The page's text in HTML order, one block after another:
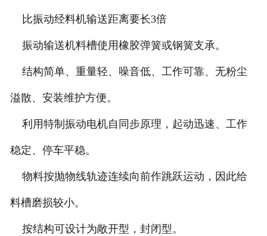
比振动经料机输送距离要长3倍
振动输送机料槽使用橡胶弹簧或钢簧支承。
结构简单、重量轻、噪音低、工作可靠、无粉尘
溢散、安装维护方便。
利用特制振动电机自同步原理，起动迅速、工作
稳定、停车平稳。
物料按抛物线轨迹连续向前作跳跃运动，因此给
料槽磨损较小。
按结构可设计为敞开型，封闭型。